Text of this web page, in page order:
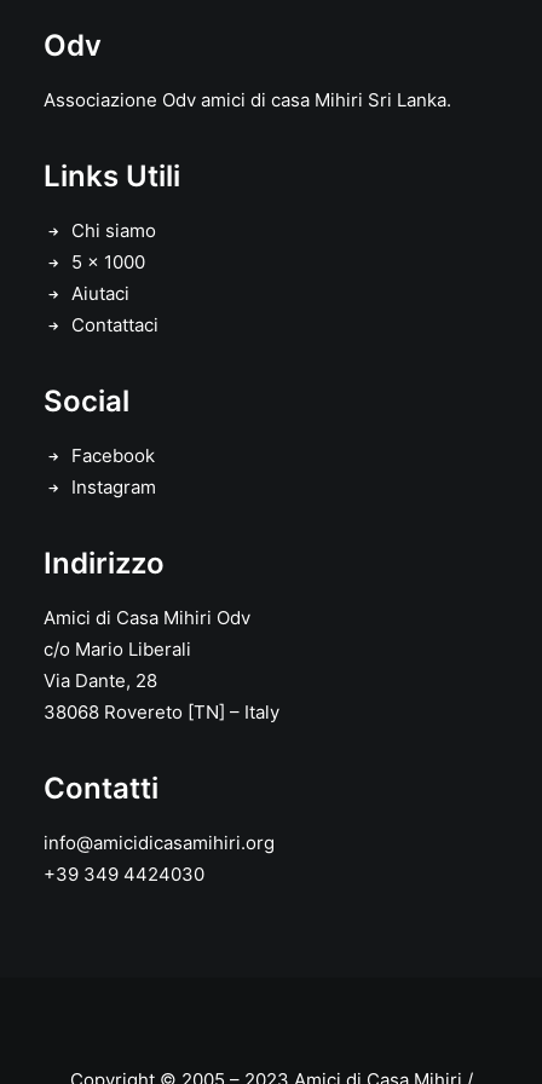
Odv
Associazione Odv amici di casa Mihiri Sri Lanka.
Links Utili
Chi siamo
5 x 1000
Aiutaci
Contattaci
Social
Facebook
Instagram
Indirizzo
Amici di Casa Mihiri Odv
c/o Mario Liberali
Via Dante, 28
38068 Rovereto [TN] – Italy
Contatti
info@amicidicasamihiri.org
+39 349 4424030